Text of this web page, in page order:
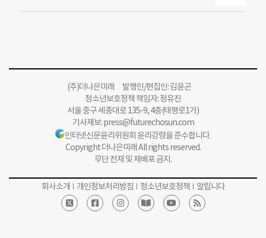
(주)더나은미래 발행인/편집인: 김윤곤
청소년보호정책 책임자: 정유진
서울 중구 세종대로 135-9, 4층(태평로1가)
기사제보:press@futurechosun.com
인터넷신문윤리위원회 윤리강령을 준수합니다.
Copyright 더나은미래 All rights reserved.
무단 전재 및 재배포 금지.
회사소개 개인정보처리방침 청소년보호정책 알립니다